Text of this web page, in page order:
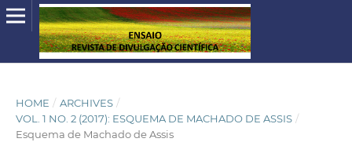
HOME / ARCHIVES /
VOL. 1 NO. 2 (2017): ESQUEMA DE MACHADO DE ASSIS /
Esquema de Machado de Assis